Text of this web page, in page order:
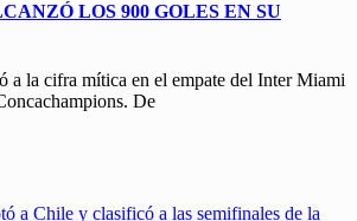
LOS 900 GOLES EN SU
a la cifra mítica en el empate del Inter Miami
De
a Chile y clasificó a las semifinales de la